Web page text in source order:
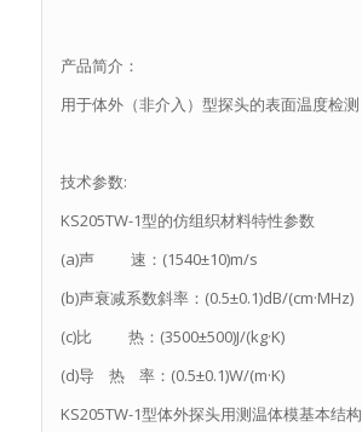
产品简介：
用于体外（非介入）型探头的表面温度检测
技术参数:
KS205TW-1型的仿组织材料特性参数
(a)声 速：(1540±10)m/s
(b)声衰减系数斜率：(0.5±0.1)dB/(cm·MHz)
(c)比 热：(3500±500)J/(kg·K)
(d)导 热 率：(0.5±0.1)W/(m·K)
KS205TW-1型体外探头用测温体模基本结构